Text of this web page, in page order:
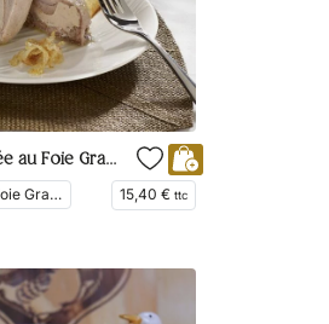
La Caille Fourrée au Foie Gras de Canard 25%
Spécialités au Foie Gras, Les Tradi', Plats Cuisinés 15,40 € ttc